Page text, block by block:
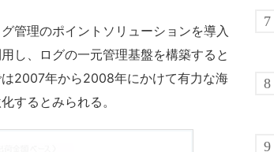
管理のポイントソリューションを導入
し、ログの一元管理基盤を構築すると
2007年から2008年にかけて有力な海
するとみられる。